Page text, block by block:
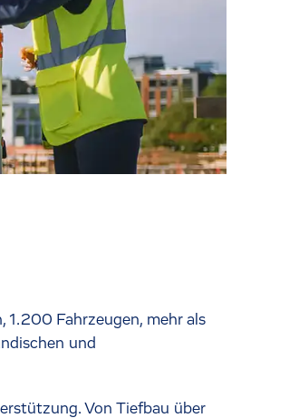
Fahrzeugen, mehr als
und
Von Tiefbau über